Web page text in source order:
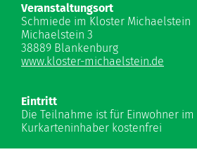
Veranstaltungsort
Schmiede im Kloster Michaelstein
Michaelstein 3
38889 Blankenburg
www.kloster-michaelstein.de
Eintritt
Die Teilnahme ist für Einwohner im
Kurkarteninhaber kostenfrei